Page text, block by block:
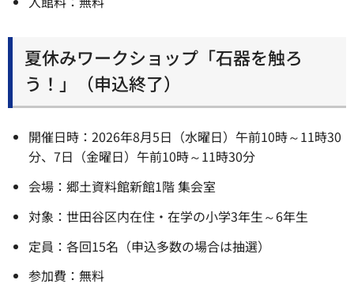
夏休みワークショップ「石器を触ろ
う！」（申込終了）
開催日時：2026年8月5日（水曜日）午前10時～11時30
分、7日（金曜日）午前10時～11時30分
会場：郷土資料館新館1階 集会室
対象：世田谷区内在住・在学の小学3年生～6年生
定員：各回15名（申込多数の場合は抽選）
参加費：無料